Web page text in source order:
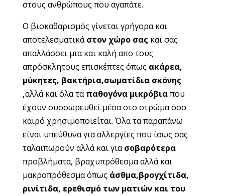
στους ανθρώπους που αγαπάτε.
Ο βιοκαθαρισμός γίνεται γρήγορα και
αποτελεσματικάστον χώρο σας και σας
απαλλάσσει μια και καλή απο τους
απρόσκλητους επισκέπτες όπως ακάρεα,
μύκητες, βακτήρια,σωματίδια σκόνης
,αλλά και όλα ταπαθογόνα μικρόβιαπου
έχουν συσσωρευθεί μέσα στο στρώμα όσο
καιρό χρησιμοποιείται. Όλα τα παραπάνω
είναι υπεύθυνα για αλλεργίες που ίσως σας
ταλαιπωρούν αλλά και γιασοβαρότερα
προβλήματα, βραχυπρόθεσμα αλλά και
μακροπρόθεσμα όπως άσθμα,βρογχίτιδα,
ρινίτιδα, ερεθισμό των ματιών και του